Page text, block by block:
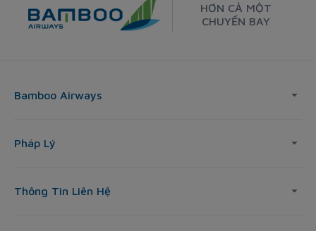
HƠN CẢ MỘT
CHUYẾN BAY
Bamboo Airways
Pháp Lý
Thông Tin Liên Hệ